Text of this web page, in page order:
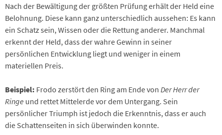
Nach der Bewältigung der größten Prüfung erhält der Held eine
Belohnung. Diese kann ganz unterschiedlich aussehen: Es kann
ein Schatz sein, Wissen oder die Rettung anderer. Manchmal
erkennt der Held, dass der wahre Gewinn in seiner
persönlichen Entwicklung liegt und weniger in einem
materiellen Preis.
Beispiel: Frodo zerstört den Ring am Ende von Der Herr der
Ringe und rettet Mittelerde vor dem Untergang. Sein
persönlicher Triumph ist jedoch die Erkenntnis, dass er auch
die Schattenseiten in sich überwinden konnte.